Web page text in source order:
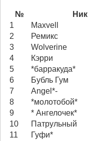
№ Ник
1
Maxvell
2
Ремикс
3
Wolverine
4
Кэрри
5
*барракуда*
6
Бубль Гум
7
Angel*-
8
*молотобой*
9
* Ангелочек*
10
Патрульный
11
Гуфи*